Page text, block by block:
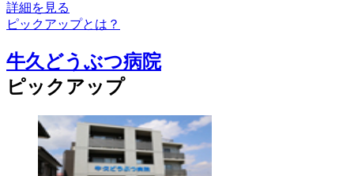
詳細を見る
ピックアップとは？
牛久どうぶつ病院
ピックアップ